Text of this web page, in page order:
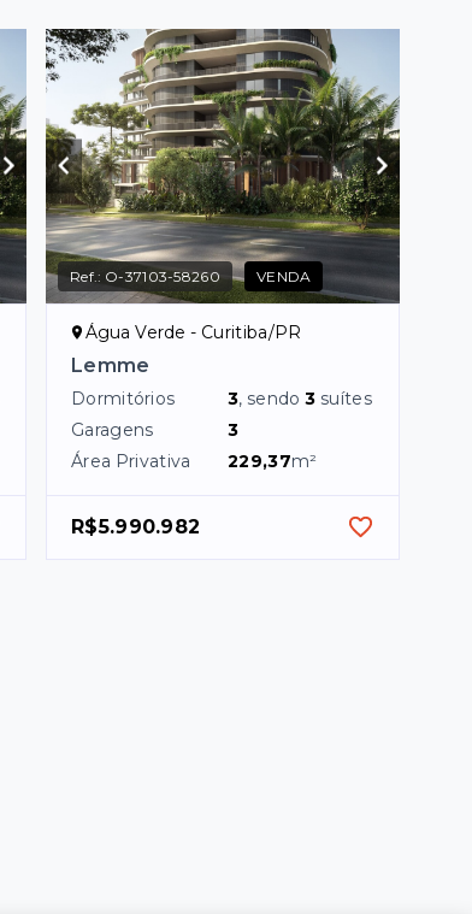
Ref.: O-37103-58260 VENDA
Água Verde - Curitiba/PR
Lemme
Dormitórios 3, sendo3 suítes
Garagens
3
Área Privativa
229,37m²
R$5.990.982